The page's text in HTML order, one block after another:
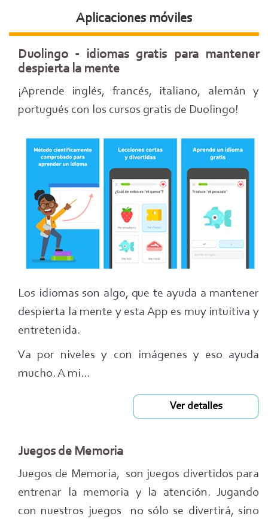
Aplicaciones móviles
Duolingo - idiomas gratis para mantener
despierta la mente
¡Aprende inglés, francés, italiano, alemán y
portugués con los cursos gratis de Duolingo!
Los idiomas son algo, que te ayuda a mantener
despierta la mente y esta App es muy intuitiva y
entretenida.
Va por niveles y con imágenes y eso ayuda
mucho. A mi...
Ver detalles
Juegos de Memoria
Juegos de Memoria, son juegos divertidos para
entrenar la memoria y la atención. Jugando
con nuestros juegos no sólo se divertirá, sino